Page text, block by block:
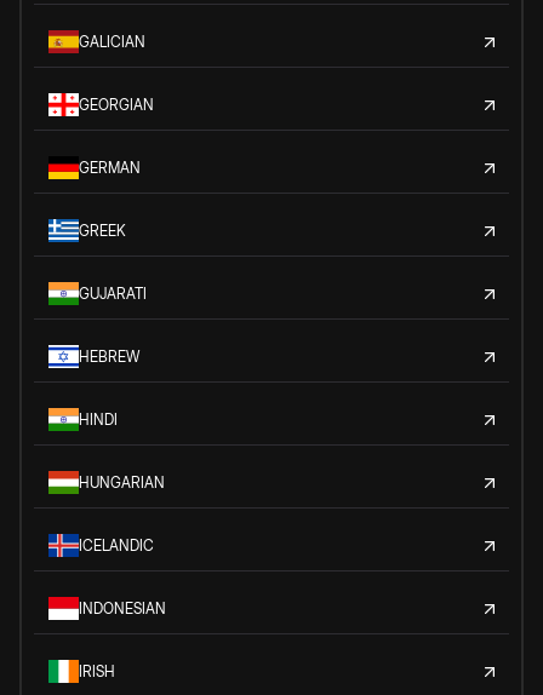
GALICIAN
GEORGIAN
GERMAN
GREEK
GUJARATI
HEBREW
HINDI
HUNGARIAN
ICELANDIC
INDONESIAN
IRISH